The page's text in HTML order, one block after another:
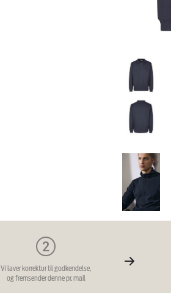
Vi laver korrektur til godkendelse,
og fremsender denne pr. mail